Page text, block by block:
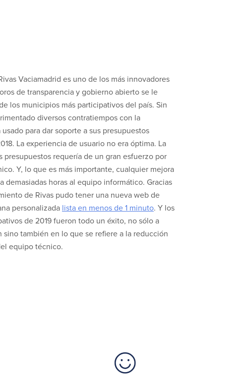
Vaciamadrid es uno de los más innovadores
de transparencia y gobierno abierto se le
los municipios más participativos del país. Sin
diversos contratiempos con la
para dar soporte a sus presupuestos
La experiencia de usuario no era óptima. La
presupuestos requería de un gran esfuerzo por
Y, lo que es más importante, cualquier mejora
demasiadas horas al equipo informático. Gracias
de Rivas pudo tener una nueva web de
personalizada lista en menos de 1 minuto. Y los
de 2019 fueron todo un éxito, no sólo a
también en lo que se refiere a la reducción
equipo técnico.